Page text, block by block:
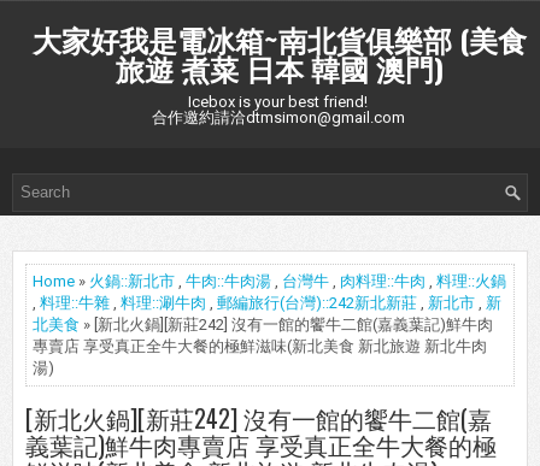
大家好我是電冰箱~南北貨俱樂部 (美食
旅遊 煮菜 日本 韓國 澳門)
Icebox is your best friend!
合作邀約請洽dtmsimon@gmail.com
Home » 火鍋::新北市 , 牛肉::牛肉湯 , 台灣牛 , 肉料理::牛肉 , 料理::火鍋
, 料理::牛雜 , 料理::涮牛肉 , 郵編旅行(台灣)::242新北新莊 , 新北市 , 新
北美食 » [新北火鍋][新莊242] 沒有一館的饗牛二館(嘉義葉記)鮮牛肉
專賣店 享受真正全牛大餐的極鮮滋味(新北美食 新北旅遊 新北牛肉
湯)
[新北火鍋][新莊242] 沒有一館的饗牛二館(嘉
義葉記)鮮牛肉專賣店 享受真正全牛大餐的極